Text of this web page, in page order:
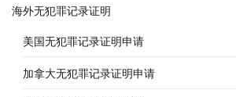
海外无犯罪记录证明
美国无犯罪记录证明申请
加拿大无犯罪记录证明申请